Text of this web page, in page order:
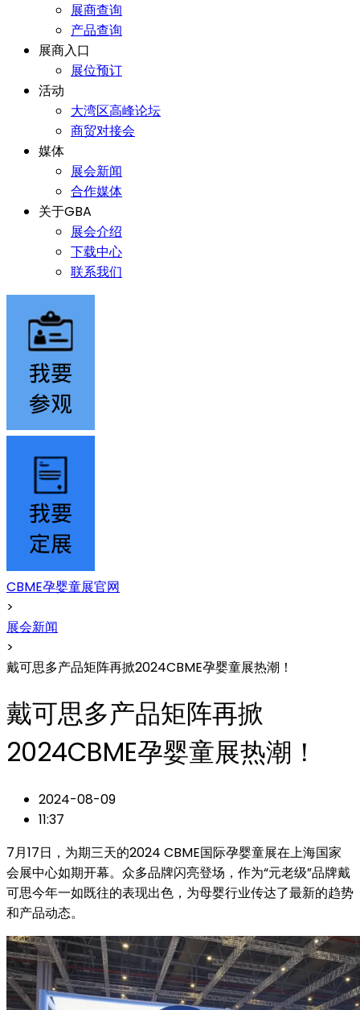
展商查询
产品查询
展商入口
展位预订
活动
大湾区高峰论坛
商贸对接会
媒体
展会新闻
合作媒体
关于GBA
展会介绍
下载中心
联系我们
CBME孕婴童展官网
>
展会新闻
>
戴可思多产品矩阵再掀2024CBME孕婴童展热潮！
戴可思多产品矩阵再掀
2024CBME孕婴童展热潮！
2024-08-09
11:37
7月17日，为期三天的2024 CBME国际孕婴童展在上海国家
会展中心如期开幕。众多品牌闪亮登场，作为“元老级”品牌戴
可思今年一如既往的表现出色，为母婴行业传达了最新的趋势
和产品动态。